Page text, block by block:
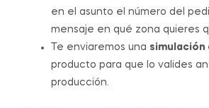
en el asunto el número del
mensaje en qué zona quieres
Te enviaremos una simulación
producto para que lo valides
producción.